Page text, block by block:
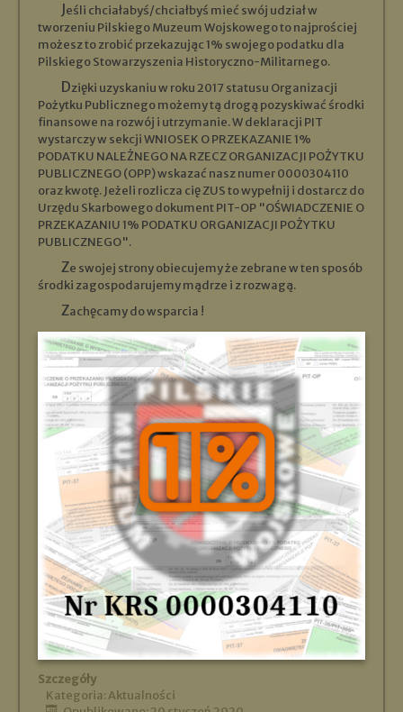
Jeśli chciałabyś/chciałbyś mieć swój udział w
tworzeniu Pilskiego Muzeum Wojskowego to najprościej
możesz to zrobić przekazując 1% swojego podatku dla
Pilskiego Stowarzyszenia Historyczno-Militarnego.
Dzięki uzyskaniu w roku 2017 statusu Organizacji
Pożytku Publicznego możemy tą drogą pozyskiwać środki
finansowe na rozwój i utrzymanie. W deklaracji PIT
wystarczy w sekcji WNIOSEK O PRZEKAZANIE 1%
PODATKU NALEŻNEGO NA RZECZ ORGANIZACJI POŻYTKU
PUBLICZNEGO (OPP) wskazać nasz numer 0000304110
oraz kwotę. Jeżeli rozlicza cię ZUS to wypełnij i dostarcz do
Urzędu Skarbowego dokument PIT-OP "OŚWIADCZENIE O
PRZEKAZANIU 1% PODATKU ORGANIZACJI POŻYTKU
PUBLICZNEGO".
Ze swojej strony obiecujemy że zebrane w ten sposób
środki zagospodarujemy mądrze i z rozwagą.
Zachęcamy do wsparcia !
Szczegóły
Kategoria:Aktualności